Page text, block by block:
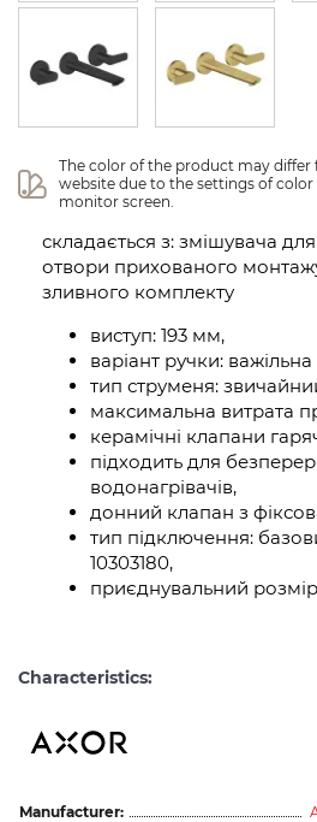
The color of the product may
website due to the settings of
monitor screen.
складається з: змішувача
отвори прихованого
зливного комплекту
виступ: 193 мм,
варіант ручки:
тип струменя:
максимальна витрата
керамічні клапани
підходить для
водонагрівачів,
донний клапан з
тип підключення:
10303180,
приєднувальний
Characteristics:
Manufacturer: